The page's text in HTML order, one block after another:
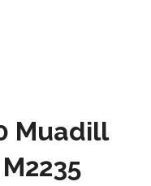
Muadill